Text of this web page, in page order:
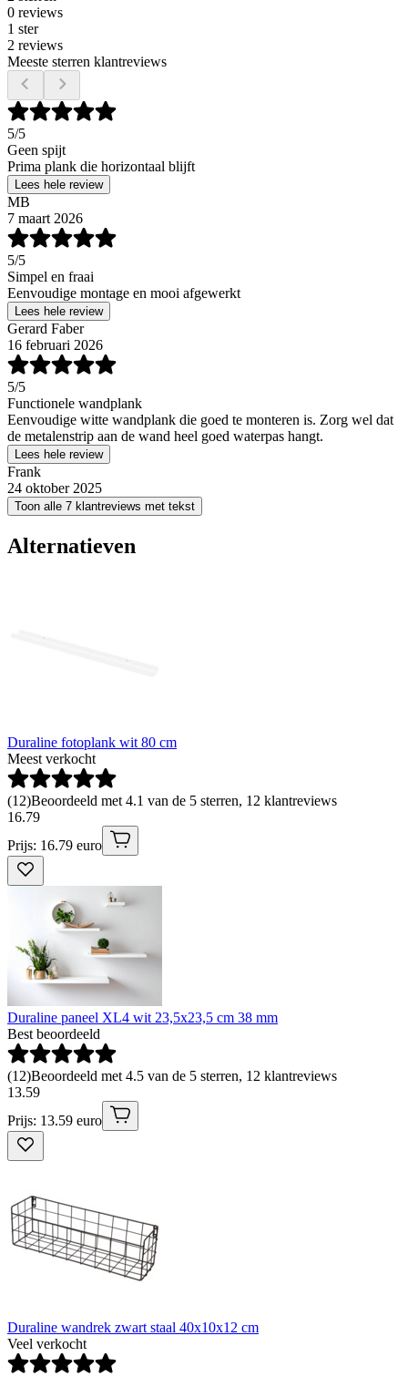
0 reviews
1 ster
2 reviews
Meeste sterren klantreviews
5/5
Geen spijt
Prima plank die horizontaal blijft
Lees hele review
MB
7 maart 2026
5/5
Simpel en fraai
Eenvoudige montage en mooi afgewerkt
Lees hele review
Gerard Faber
16 februari 2026
5/5
Functionele wandplank
Eenvoudige witte wandplank die goed te monteren is. Zorg wel dat
de metalenstrip aan de wand heel goed waterpas hangt.
Lees hele review
Frank
24 oktober 2025
Toon alle 7 klantreviews met tekst
Alternatieven
Duraline fotoplank wit 80 cm
Meest verkocht
(12)Beoordeeld met 4.1 van de 5 sterren, 12 klantreviews
16.79
Prijs: 16.79 euro
Duraline paneel XL4 wit 23,5x23,5 cm 38 mm
Best beoordeeld
(12)Beoordeeld met 4.5 van de 5 sterren, 12 klantreviews
13.59
Prijs: 13.59 euro
Duraline wandrek zwart staal 40x10x12 cm
Veel verkocht